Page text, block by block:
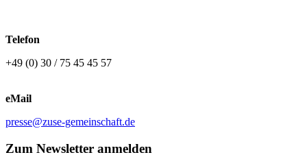
Telefon
+49 (0) 30 / 75 45 45 57
eMail
presse@zuse-gemeinschaft.de
Zum Newsletter anmelden